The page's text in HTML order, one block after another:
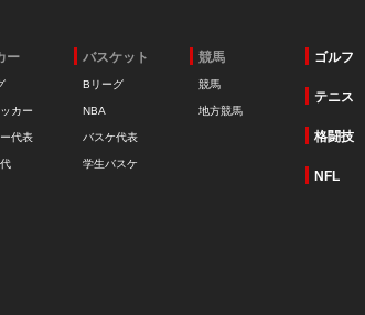
ー
カー
代表
バスケット
Bリーグ
NBA
バスケ代表
学生バスケ
競馬
競馬
地方競馬
ゴルフ
テニス
格闘技
NFL